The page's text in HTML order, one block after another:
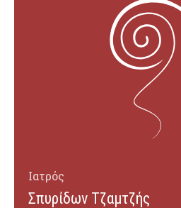
Ιατρός
Σπυρίδων Τζαμτζής